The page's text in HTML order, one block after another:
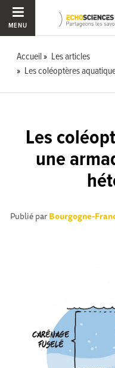
MENU
Accueil
Les articles
Les coléoptères
Les
une
Publié parBourgogne-